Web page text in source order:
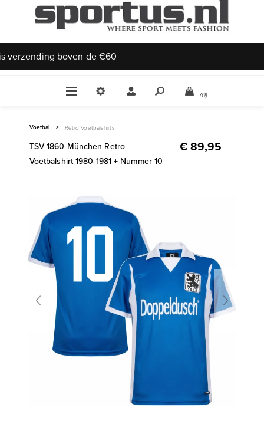
Uniek aanbod
(0)
Voetbal > Retro Voetbalshirts
TSV 1860 München Retro
Voetbalshirt 1980-1981 + Nummer 10
€ 89,95